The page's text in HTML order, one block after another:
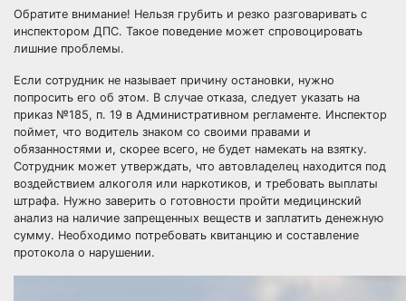
Обратите внимание! Нельзя грубить и резко разговаривать с
инспектором ДПС. Такое поведение может спровоцировать
лишние проблемы.
Если сотрудник не называет причину остановки, нужно
попросить его об этом. В случае отказа, следует указать на
приказ №185, п. 19 в Административном регламенте. Инспектор
поймет, что водитель знаком со своими правами и
обязанностями и, скорее всего, не будет намекать на взятку.
Сотрудник может утверждать, что автовладелец находится под
воздействием алкоголя или наркотиков, и требовать выплаты
штрафа. Нужно заверить о готовности пройти медицинский
анализ на наличие запрещенных веществ и заплатить денежную
сумму. Необходимо потребовать квитанцию и составление
протокола о нарушении.